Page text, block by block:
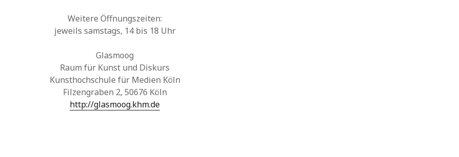
Weitere Öffnungszeiten:
jeweils samstags, 14 bis 18 Uhr
Glasmoog
Raum für Kunst und Diskurs
Kunsthochschule für Medien Köln
Filzengraben 2, 50676 Köln
http://glasmoog.khm.de